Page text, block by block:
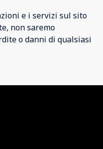
e i servizi sul sito
non saremo
o danni di qualsiasi